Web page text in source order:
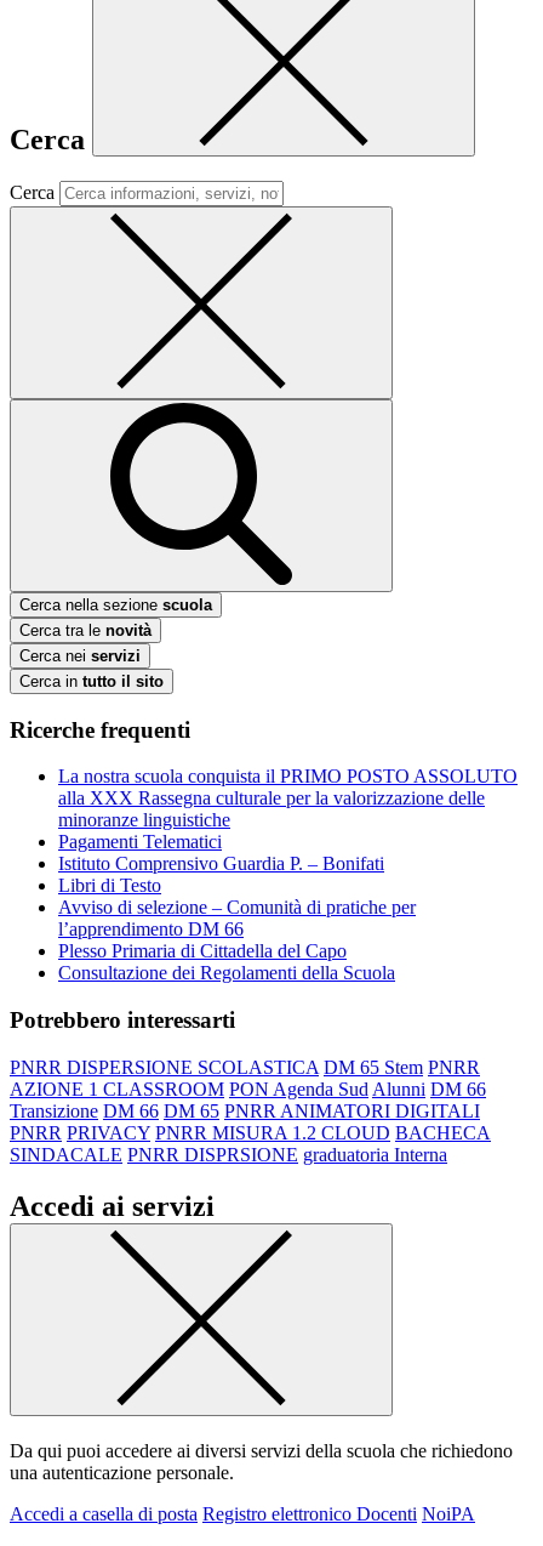
Cerca
Cerca
Cerca nella sezione scuola
Cerca tra le novità
Cerca nei servizi
Cerca in tutto il sito
Ricerche frequenti
La nostra scuola conquista il PRIMO POSTO ASSOLUTO
alla XXX Rassegna culturale per la valorizzazione delle
minoranze linguistiche
Pagamenti Telematici
Istituto Comprensivo Guardia P. – Bonifati
Libri di Testo
Avviso di selezione – Comunità di pratiche per
l’apprendimento DM 66
Plesso Primaria di Cittadella del Capo
Consultazione dei Regolamenti della Scuola
Potrebbero interessarti
PNRR DISPERSIONE SCOLASTICA DM 65 Stem PNRR
AZIONE 1 CLASSROOM PON Agenda Sud Alunni DM 66
Transizione DM 66 DM 65 PNRR ANIMATORI DIGITALI
PNRR PRIVACY PNRR MISURA 1.2 CLOUD BACHECA
SINDACALE PNRR DISPRSIONE graduatoria Interna
Accedi ai servizi
Da qui puoi accedere ai diversi servizi della scuola che richiedono
una autenticazione personale.
Accedi a casella di posta Registro elettronico Docenti NoiPA